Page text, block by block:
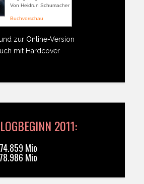
Von Heidrun Schumacher
Buchvorschau
zur Online-Version
mit Hardcover
2011:
Mio
Mio